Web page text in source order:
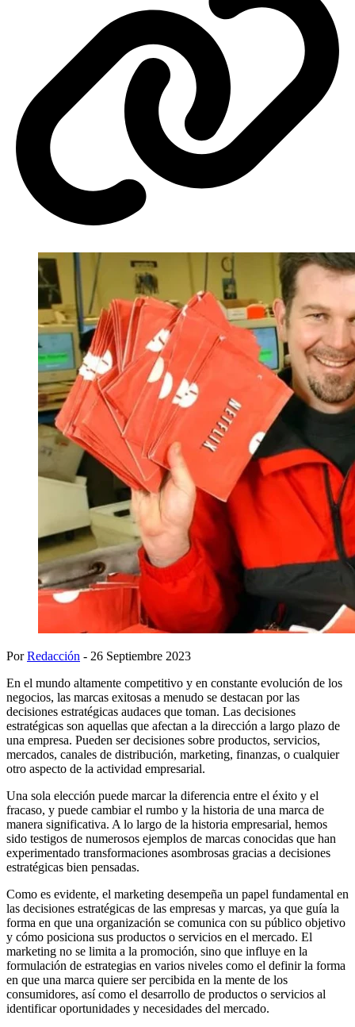
PorRedacción - 26 Septiembre 2023
En el mundo altamente competitivo y en constante evolución de los
negocios, las marcas exitosas a menudo se destacan por las
decisiones estratégicas audaces que toman. Las decisiones
estratégicas son aquellas que afectan a la dirección a largo plazo de
una empresa. Pueden ser decisiones sobre productos, servicios,
mercados, canales de distribución, marketing, finanzas, o cualquier
otro aspecto de la actividad empresarial.
Una sola elección puede marcar la diferencia entre el éxito y el
fracaso, y puede cambiar el rumbo y la historia de una marca de
manera significativa. A lo largo de la historia empresarial, hemos
sido testigos de numerosos ejemplos de marcas conocidas que han
experimentado transformaciones asombrosas gracias a decisiones
estratégicas bien pensadas.
Como es evidente, el marketing desempeña un papel fundamental en
las decisiones estratégicas de las empresas y marcas, ya que guía la
forma en que una organización se comunica con su público objetivo
y cómo posiciona sus productos o servicios en el mercado. El
marketing no se limita a la promoción, sino que influye en la
formulación de estrategias en varios niveles como el definir la forma
en que una marca quiere ser percibida en la mente de los
consumidores, así como el desarrollo de productos o servicios al
identificar oportunidades y necesidades del mercado.